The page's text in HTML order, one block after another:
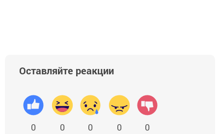
Оставляйте реакции
0 0 0 0 0